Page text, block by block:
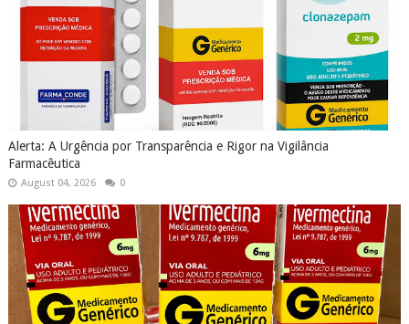
Alerta: A Urgência por Transparência e Rigor na Vigilância
Farmacêutica
August 04, 2026 0